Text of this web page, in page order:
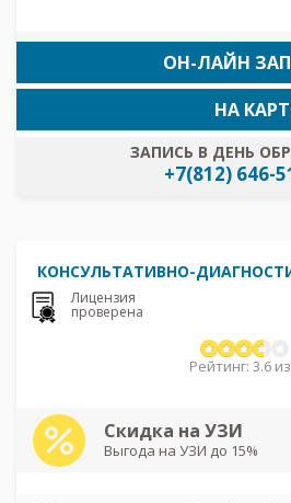
ОН-ЛАЙН
ЗАПИСЬ В ДЕНЬ
+7(812) 646-
НА
КОНСУЛЬТАТИВНО-
Лицензия
проверена
Рейтинг: 3.6
Скидка на УЗИ
Выгода на УЗИ до 15%